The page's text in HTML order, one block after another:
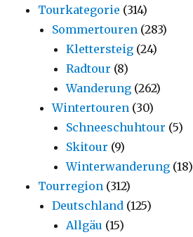
Tourkategorie (314)
Sommertouren (283)
Klettersteig (24)
Radtour (8)
Wanderung (262)
Wintertouren (30)
Schneeschuhtour (5)
Skitour (9)
Winterwanderung (18)
Tourregion (312)
Deutschland (125)
Allgäu (15)